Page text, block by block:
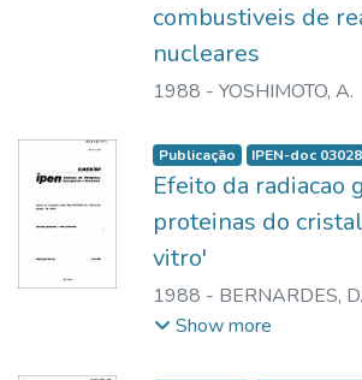
combustiveis de
nucleares
1988 - YOSHIMOTO, A.
Publicação IPEN-doc 03028
Efeito da radiacao
proteinas do
vitro'
1988 - BERNARDES,
MASTRO, N.L.
Show more